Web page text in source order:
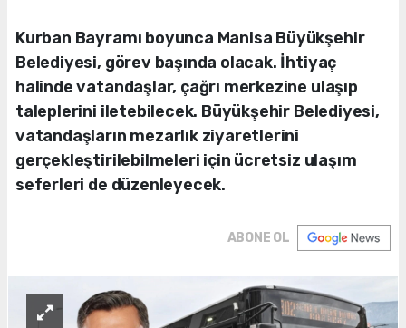
Kurban Bayramı boyunca Manisa Büyükşehir
Belediyesi, görev başında olacak. İhtiyaç
halinde vatandaşlar, çağrı merkezine ulaşıp
taleplerini iletebilecek. Büyükşehir Belediyesi,
vatandaşların mezarlık ziyaretlerini
gerçekleştirilebilmeleri için ücretsiz ulaşım
seferleri de düzenleyecek.
ABONE OL